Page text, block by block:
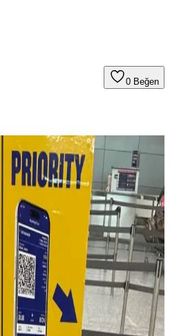
0 Beğen
ile İş Seyahatlerinde Tek
Stratejileri
tek çanta konseptiyle
sunar. Elektronik cihazlar,
şekilde taşınabilir.
4 Gün 4 Gece
4 gün 4 gece minimalist seyahat
eşyalarının düzenli ve hafif
ve ihtiyaçlara göre esneklik